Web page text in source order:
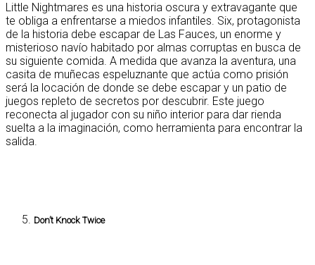
Little Nightmares es una historia oscura y extravagante que
te obliga a enfrentarse a miedos infantiles. Six, protagonista
de la historia debe escapar de Las Fauces, un enorme y
misterioso navío habitado por almas corruptas en busca de
su siguiente comida. A medida que avanza la aventura, una
casita de muñecas espeluznante que actúa como prisión
será la locación de donde se debe escapar y un patio de
juegos repleto de secretos por descubrir. Este juego
reconecta al jugador con su niño interior para dar rienda
suelta a la imaginación, como herramienta para encontrar la
salida.
Don’t Knock Twice